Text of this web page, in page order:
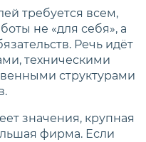
требуется всем,
не «для себя», а
Речь идёт
техническими
структурами
значения, крупная
фирма. Если